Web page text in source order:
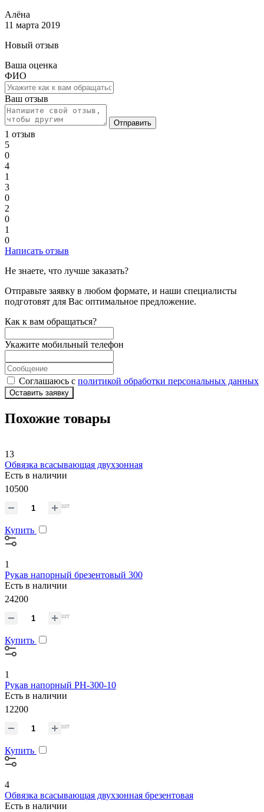
Алёна
11 марта 2019
Новый отзыв
Ваша оценка
ФИО
Ваш отзыв
Отправить
1 отзыв
5
0
4
1
3
0
2
0
1
0
Написать отзыв
Не знаете, что лучше заказать?
Отправьте заявку в любом формате, и наши специалисты
подготовят для Вас оптимальное предложение.
Как к вам обращаться?
Укажите мобильный телефон
Соглашаюсь с политикой обработки персональных данных
Оставить заявку
Похожие товары
13
Обвязка всасывающая двухзонная
Есть в наличии
10500
шт
Купить
1
Рукав напорный брезентовый 300
Есть в наличии
24200
шт
Купить
1
Рукав напорный РН-300-10
Есть в наличии
12200
шт
Купить
4
Обвязка всасывающая двухзонная брезентовая
Есть в наличии